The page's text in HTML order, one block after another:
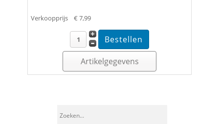
Verkoopprijs € 7,99
Artikelgegevens